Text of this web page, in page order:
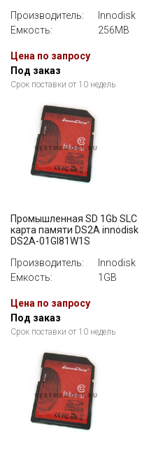
Производитель:
Innodisk
Емкость:
256MB
Цена по запросу
Под заказ
Срок поставки от 10 недель
Промышленная SD 1Gb SLC
карта памяти DS2A innodisk
DS2A-01GI81W1S
Производитель:
Innodisk
Емкость:
1GB
Цена по запросу
Под заказ
Срок поставки от 10 недель